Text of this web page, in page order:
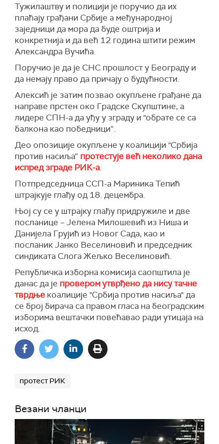
Тужилаштву и полицији је поручио да их
плаћају грађани Србије а међународној
заједници да мора да буде оштрија и
конкретнија и да већ 12 година штити режим
Александра Вучића.
Поручио је да је СНС прошлост у Београду и
да немају право да причају о будућности.
Алексић је затим позвао окупљене грађане да
направе прстен око Градске Скупштине, а
лидере СПН-а да уђу у зграду и "обрате се са
балкона као победници“.
Део опозиције окупљене у коалицији "Србија
против насиља“ протестује већ неколико дана
испред зграде РИК-а.
Потпредседница ССП-а Мариника Тепић
штрајкује глађу од 18. децембра.
Њој су се у штрајку глађу придружиле и две
посланице – Јелена Милошевић из Ниша и
Данијела Грујић из Новог Сада, као и
посланик Јанко Веселиновић и председник
синдиката Слога Жељко Веселиновић.
Републичка изборна комисија саопштила је
данас да је провером утврђено да нису тачне
тврдње коалиције "Србија против насиља" да
се број бирача са правом гласа на београдским
изборима вештачки повећавао ради утицаја на
исход.
протест РИК
Везани чланци